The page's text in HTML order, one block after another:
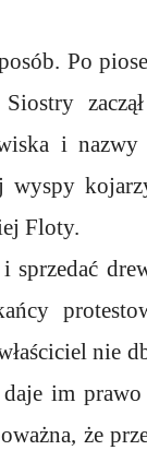
Po
i
wyspy
Floty.
sprzedać
nie
im
że